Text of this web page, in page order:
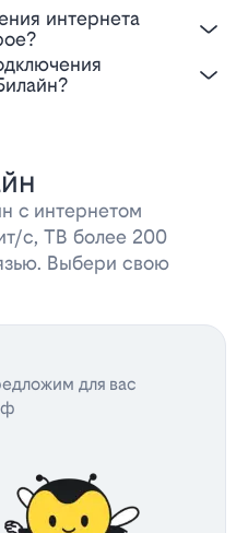
с интернетом
с, ТВ более 200
Выбери свою
для вас